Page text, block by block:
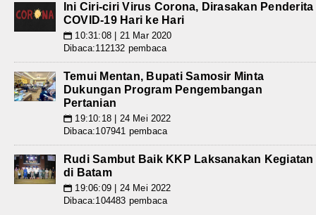
Ini Ciri-ciri Virus Corona, Dirasakan Penderita
COVID-19 Hari ke Hari
📅 10:31:08 | 21 Mar 2020
Dibaca:112132 pembaca
Temui Mentan, Bupati Samosir Minta
Dukungan Program Pengembangan
Pertanian
📅 19:10:18 | 24 Mei 2022
Dibaca:107941 pembaca
Rudi Sambut Baik KKP Laksanakan Kegiatan
di Batam
📅 19:06:09 | 24 Mei 2022
Dibaca:104483 pembaca